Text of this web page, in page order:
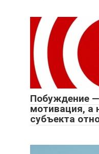
Побуждение
мотивация, а
субъекта